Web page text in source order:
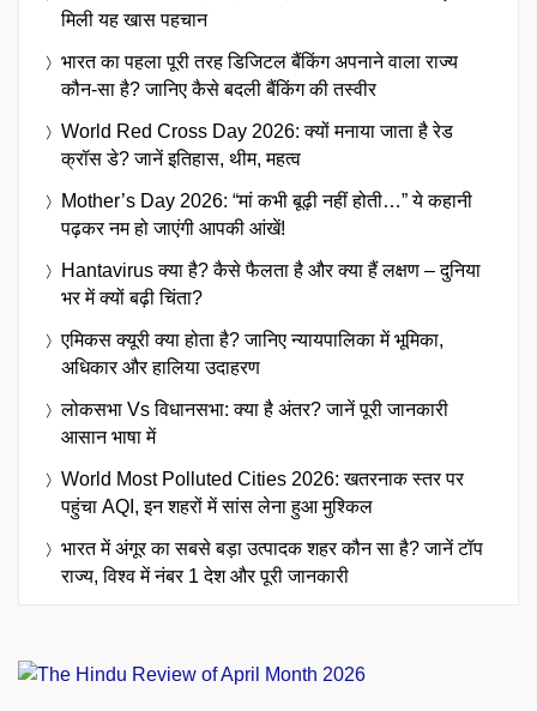
मिली यह खास पहचान
भारत का पहला पूरी तरह डिजिटल बैंकिंग अपनाने वाला राज्य
कौन-सा है? जानिए कैसे बदली बैंकिंग की तस्वीर
World Red Cross Day 2026: क्यों मनाया जाता है रेड
क्रॉस डे? जानें इतिहास, थीम, महत्व
Mother’s Day 2026: “मां कभी बूढ़ी नहीं होती…” ये कहानी
पढ़कर नम हो जाएंगी आपकी आंखें!
Hantavirus क्या है? कैसे फैलता है और क्या हैं लक्षण – दुनिया
भर में क्यों बढ़ी चिंता?
एमिकस क्यूरी क्या होता है? जानिए न्यायपालिका में भूमिका,
अधिकार और हालिया उदाहरण
लोकसभा Vs विधानसभा: क्या है अंतर? जानें पूरी जानकारी
आसान भाषा में
World Most Polluted Cities 2026: खतरनाक स्तर पर
पहुंचा AQI, इन शहरों में सांस लेना हुआ मुश्किल
भारत में अंगूर का सबसे बड़ा उत्पादक शहर कौन सा है? जानें टॉप
राज्य, विश्व में नंबर 1 देश और पूरी जानकारी